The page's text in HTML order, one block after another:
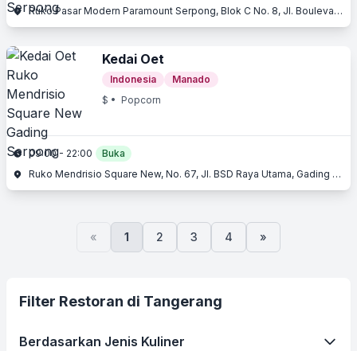
Ruko Pasar Modern Paramount Serpong, Blok C No. 8, Jl. Boulevard Raya Gading Serpong, Gading Serpong, Serpong, Tangerang, Banten
Kedai Oet
Indonesia
Manado
$ • Popcorn
09:00 - 22:00
Buka
Ruko Mendrisio Square New, No. 67, Jl. BSD Raya Utama, Gading Serpong, Serpong, Tangerang, Banten
« 1 2 3 4 »
Filter Restoran di Tangerang
Berdasarkan Jenis Kuliner